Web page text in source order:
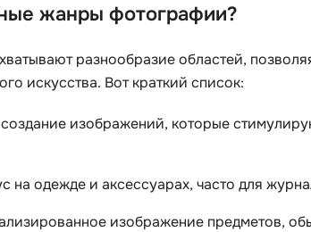
жанры фотографии?
разнообразие областей,
искусства. Вот краткий список:
создание изображений, которые
на одежде и аксессуарах, часто для
изображение предметов,